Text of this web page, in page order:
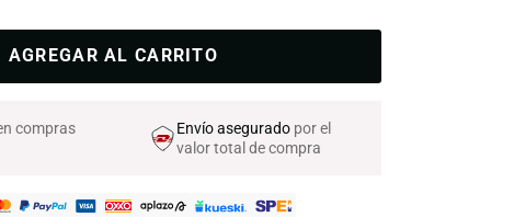
AGREGAR AL CARRITO
compras
Envío asegurado por el
valor total de compra